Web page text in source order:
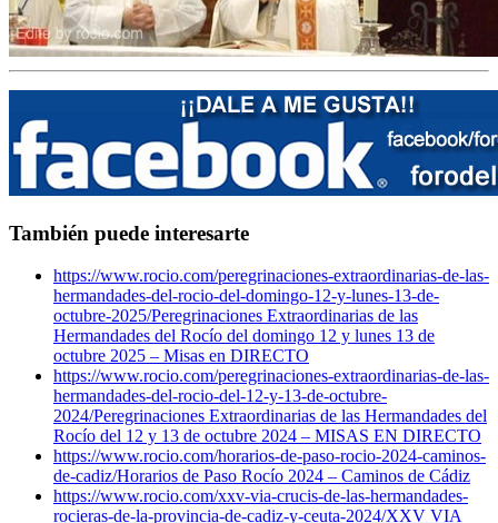
También puede interesarte
https://www.rocio.com/peregrinaciones-extraordinarias-de-las-
hermandades-del-rocio-del-domingo-12-y-lunes-13-de-
octubre-2025/Peregrinaciones Extraordinarias de las
Hermandades del Rocío del domingo 12 y lunes 13 de
octubre 2025 – Misas en DIRECTO
https://www.rocio.com/peregrinaciones-extraordinarias-de-las-
hermandades-del-rocio-del-12-y-13-de-octubre-
2024/Peregrinaciones Extraordinarias de las Hermandades del
Rocío del 12 y 13 de octubre 2024 – MISAS EN DIRECTO
https://www.rocio.com/horarios-de-paso-rocio-2024-caminos-
de-cadiz/Horarios de Paso Rocío 2024 – Caminos de Cádiz
https://www.rocio.com/xxv-via-crucis-de-las-hermandades-
rocieras-de-la-provincia-de-cadiz-y-ceuta-2024/XXV VIA